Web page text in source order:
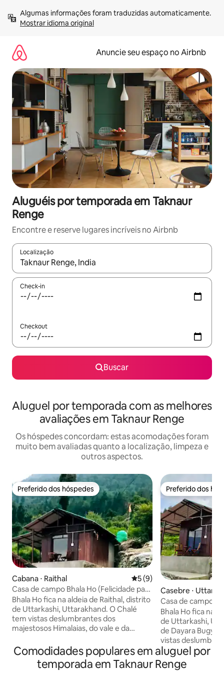
para
Mostrar idioma original
Anuncie seu espaço no Airbnb
Aluguéis por temporada em Taknaur
Renge
Encontre e reserve lugares incríveis no Airbnb
Localização
Quando os resultados estiverem disponíveis, explore-os
Check-in
Checkout
Buscar
Aluguel por temporada com as melhores
avaliações em Taknaur Renge
Os hóspedes concordam: estas acomodações foram
muito bem avaliadas quanto a localização, limpeza e
outros aspectos.
Preferido dos hóspedes
Preferido dos hóspedes
Cabana ⋅ Raithal 5 de uma avaliação média
5 (9)
Casa de campo Bhala Ho (Felicidade para
todos!)
Bhala Ho fica na aldeia de Raithal, distrito
de Uttarkashi, Uttarakhand. O Chalé
tem vistas deslumbrantes dos
majestosos Himalaias, do vale e da
tranquilidade, meditação, busca de
almas, conexão consigo mesmo ou
parceiro, perfeito para escritores,
Preferido dos
Preferido dos
Casebre ⋅
Casa de campo
(Felicidade para
Bhala Ho fica na
de Uttarkashi,
de Dayara Bugyal
vistas
Himalaia, vale e
para paz,
busca da alma,
Comodidades populares em aluguel por
temporada em Taknaur Renge